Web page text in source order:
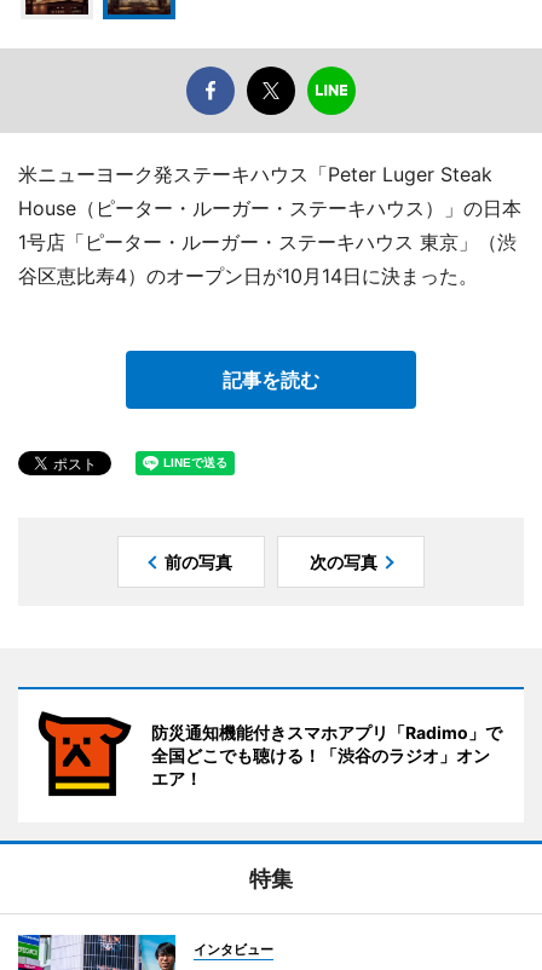
米ニューヨーク発ステーキハウス「Peter Luger Steak
House（ピーター・ルーガー・ステーキハウス）」の日本
1号店「ピーター・ルーガー・ステーキハウス 東京」（渋
谷区恵比寿4）のオープン日が10月14日に決まった。
記事を読む
前の写真 次の写真
防災通知機能付きスマホアプリ「Radimo」で
全国どこでも聴ける！「渋谷のラジオ」オン
エア！
特集
インタビュー